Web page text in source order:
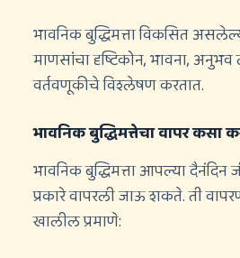
भावनिक बुद्धिमत्ता विकसित
माणसांचा दृष्टिकोन, भावना, अनुभव
वर्तवणूकीचे विश्लेषण करतात.
भावनिक बुद्धिमत्तेचा वापर कसा
भावनिक बुद्धिमत्ता आपल्या दैनंदिन
प्रकारे वापरली जाऊ शकते. ती
खालील प्रमाणे: